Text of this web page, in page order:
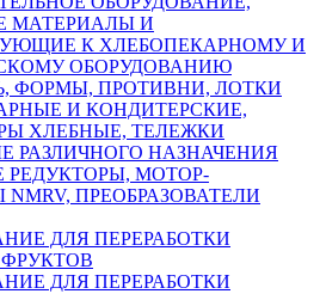
МАТЕРИАЛЫ И
К ХЛЕБОПЕКАРНОМУ И
ОБОРУДОВАНИЮ
ФОРМЫ, ПРОТИВНИ, ЛОТКИ
И КОНДИТЕРСКИЕ,
ХЛЕБНЫЕ, ТЕЛЕЖКИ
РАЗЛИЧНОГО НАЗНАЧЕНИЯ
РЕДУКТОРЫ, МОТОР-
ПРЕОБРАЗОВАТЕЛИ
ДЛЯ ПЕРЕРАБОТКИ
ДЛЯ ПЕРЕРАБОТКИ